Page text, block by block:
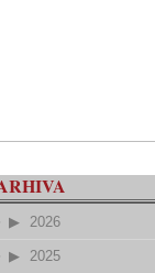
2026
2025